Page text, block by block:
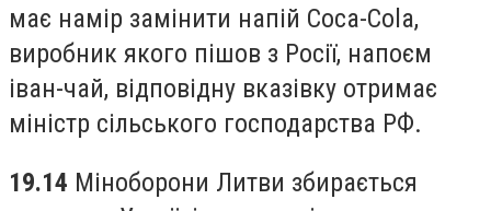
має намір замінити напій Coca-Cola,
виробник якого пішов з Росії, напоєм
іван-чай, відповідну вказівку отримає
міністр сільського господарства РФ.
19.14 Міноборони Литви збирається